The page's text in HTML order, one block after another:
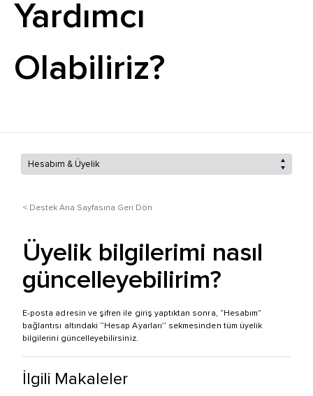
Yardımcı
Olabiliriz?
< Destek Ana Sayfasına Geri Dön
Üyelik bilgilerimi nasıl
güncelleyebilirim?
E-posta adresin ve şifren ile giriş yaptıktan sonra, “Hesabım”
bağlantısı altındaki ‘’Hesap Ayarları’’ sekmesinden tüm üyelik
bilgilerini güncelleyebilirsiniz.
İlgili Makaleler